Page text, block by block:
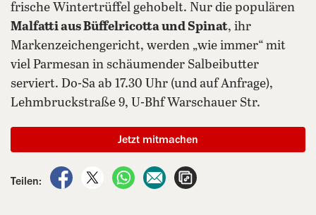
frische Wintertrüffel gehobelt. Nur die populären
Malfatti aus Büffelricotta und Spinat, ihr
Markenzeichengericht, werden „wie immer“ mit
viel Parmesan in schäumender Salbeibutter
serviert. Do-Sa ab 17.30 Uhr (und auf Anfrage),
Lehmbruckstraße 9, U-Bhf Warschauer Str.
Teilen:
auf Facebook teilen
auf X teilenper WhatsApp teilen
per E-Mail teilen
Jetzt mitmachen